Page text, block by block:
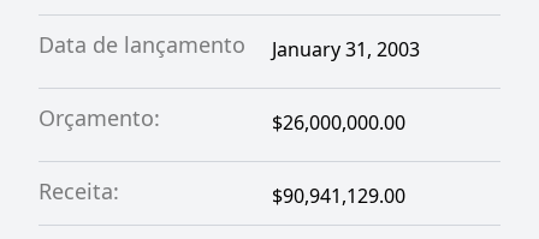
Data de lançamento January 31, 2003
Orçamento: $26,000,000.00
Receita: $90,941,129.00